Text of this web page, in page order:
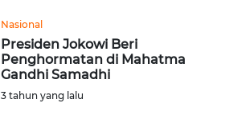
Nasional
Presiden Jokowi Beri
Penghormatan di Mahatma
Gandhi Samadhi
3 tahun yang lalu